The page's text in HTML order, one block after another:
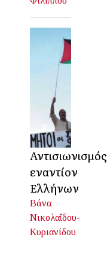
Αντισιωνισμός
εναντίον
Ελλήνων
Βάνα
Νικολαΐδου-
Κυριανίδου